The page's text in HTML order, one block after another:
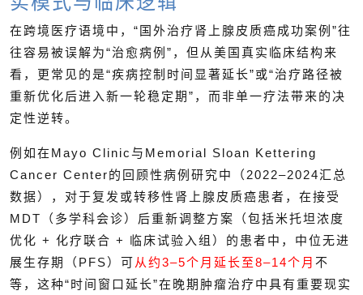
在跨境医疗语境中，“国外治疗肾上腺皮质癌成功案例”往
往容易被误解为“治愈病例”，但从美国真实临床结构来
看，更常见的是“疾病控制时间显著延长”或“治疗路径被
重新优化后进入新一轮稳定期”，而非单一疗法带来的决
定性逆转。
例如在Mayo Clinic与Memorial Sloan Kettering
Cancer Center的回顾性病例研究中（2022–2024汇总
数据），对于复发或转移性肾上腺皮质癌患者，在接受
MDT（多学科会诊）后重新调整方案（包括米托坦浓度
优化 + 化疗联合 + 临床试验入组）的患者中，中位无进
展生存期（PFS）可 从约3–5个月延长至8–14个月 不
等，这种“时间窗口延长”在晚期肿瘤治疗中具有重要现实